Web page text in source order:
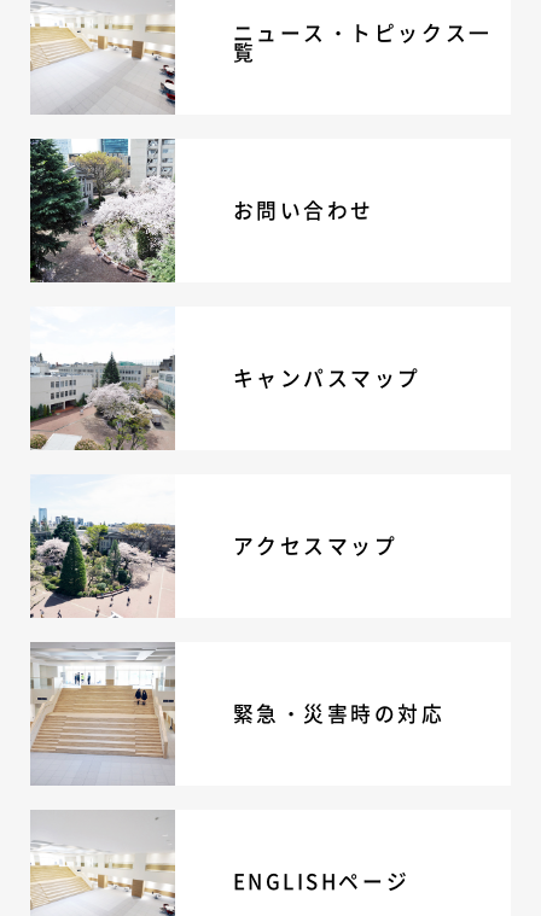
ニュース・トピックス一
覧
お問い合わせ
キャンパスマップ
アクセスマップ
緊急・災害時の対応
ENGLISHページ